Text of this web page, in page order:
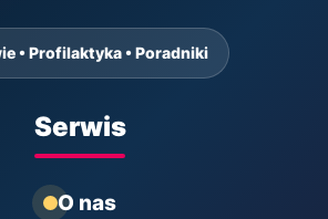
• Profilaktyka • Poradniki
Serwis
O nas